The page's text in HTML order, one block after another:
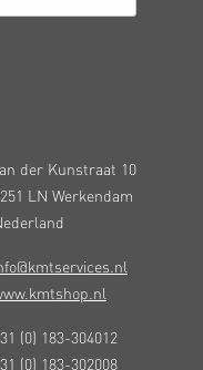
der Kunstraat 10
LN Werkendam
(0) 183-304012
(0) 183-302008